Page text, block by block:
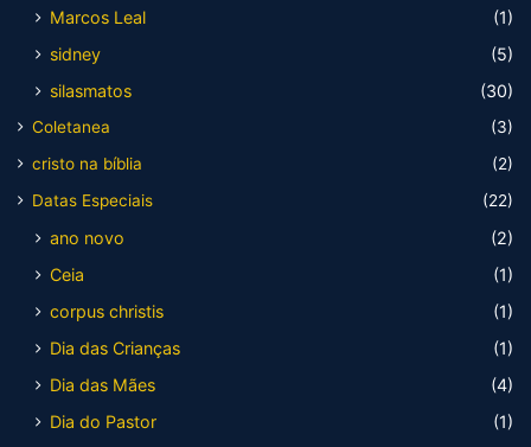
Marcos Leal
(1)
sidney
(5)
silasmatos
(30)
Coletanea
(3)
cristo na bíblia
(2)
Datas Especiais
(22)
ano novo
(2)
Ceia
(1)
corpus christis
(1)
Dia das Crianças
(1)
Dia das Mães
(4)
Dia do Pastor
(1)